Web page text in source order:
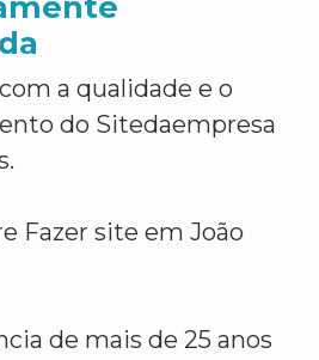
a qualidade e o
do Sitedaempresa
Fazer site em João
de mais de 25 anos